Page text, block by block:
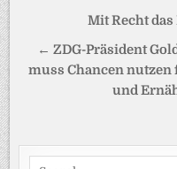
Mit Recht
← ZDG-Präsident
muss Chancen
und
Search